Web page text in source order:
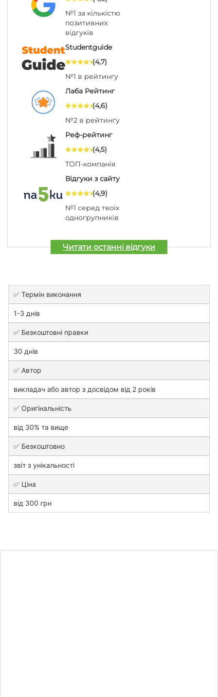
№1 за кількістю
позитивних
відгуків
Studentguide
(4,7)
№1 в рейтингу
Лаба Рейтинг
(4,6)
№2 в рейтингу
Реф-рейтинг
(4,5)
ТОП-компанія
Відгуки з сайту
(4,9)
№1 серед твоїх
одногрупників
Читати останні відгуки
✅ Термін виконання
1-3 днів
✅ Безкоштовні правки
30 днів
✅ Автор
викладач або автор з досвідом від 2 років
✅ Оригінальність
від 30% та вище
✅ Безкоштовно
звіт з унікальності
✅ Ціна
від 300 грн